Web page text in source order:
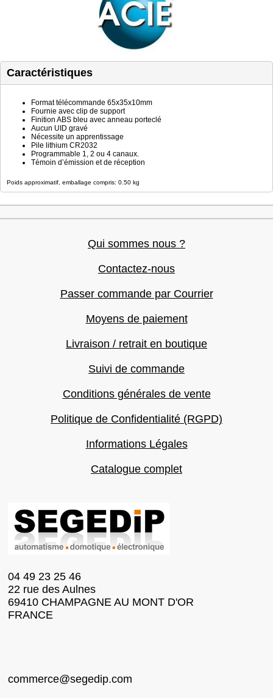
Caractéristiques
Format télécommande 65x35x10mm
Fournie avec clip de support
Finition ABS bleu avec anneau porteclé
Aucun UID gravé
Nécessite un apprentissage
Pile lithium CR2032
Programmable 1, 2 ou 4 canaux.
Témoin d’émission et de réception
Poids approximatif, emballage compris: 0.50 kg
Qui sommes nous ?
Contactez-nous
Passer commande par Courrier
Moyens de paiement
Livraison / retrait en boutique
Suivi de commande
Conditions générales de vente
Politique de Confidentialité (RGPD)
Informations Légales
Catalogue complet
04 49 23 25 46
22 rue des Aulnes
69410 CHAMPAGNE AU MONT D'OR
FRANCE
commerce@segedip.com